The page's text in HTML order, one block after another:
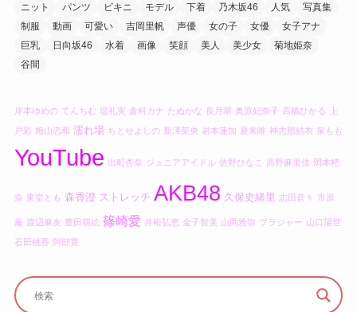
ニット
パンツ ビキニ モデル 下着 乃木坂46 人気
写真集
制服
動画 可愛い 吉岡里帆 声優 女の子 女優
女子アナ
巨乳
日向坂46 水着 画像 笑顔 美人 美少女
菊地姫奈
谷間
岸本ゆめの てんちむ 堤礼実 倉科カナ たぬかな 長月翠 奥原妃奈子 高橋ひかる 上
戸彩 梅山恋和 濡れ場 ちとせよしの 新澤菜央 岩本蓮加 夏来唯 神志那結衣 泉もも
YouTube 出町杏奈 ジュニアアイドル 佐野ひなこ 高野麻里佳 岡本杷
奈 東堂とも 森香澄 ストレッチ AKB48 久保史緒里 志田音々 市原
薫 渡辺麻友 豊田萌絵 篠崎愛 井桁弘恵 金子智美 山岡雅弥 ブラジャー 山口陽世
石田桃香 阿部寛